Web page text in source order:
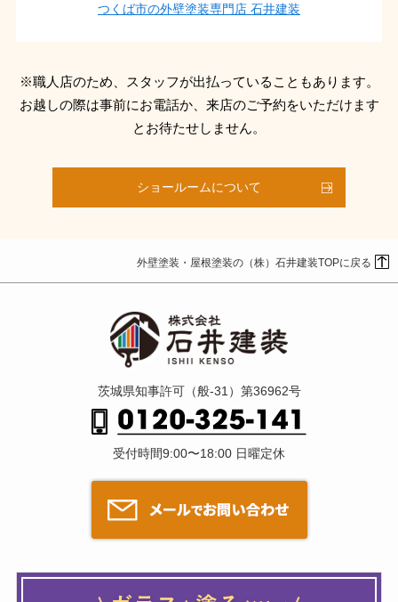
つくば市の外壁塗装専門店 石井建装
※職人店のため、スタッフが出払っていることもあります。
お越しの際は事前にお電話か、来店のご予約をいただけます
とお待たせしません。
ショールームについて
外壁塗装・屋根塗装の（株）石井建装TOPに戻る
茨城県知事許可（般-31）第36962号
受付時間9:00〜18:00 日曜定休